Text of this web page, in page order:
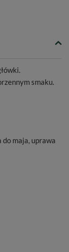
smaku.
maja, uprawa